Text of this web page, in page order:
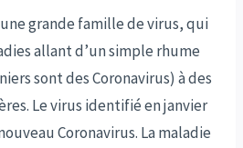
grande famille de virus, qui
allant d’un simple rhume
sont des Coronavirus) à des
Le virus identifié en janvier
Coronavirus. La maladie